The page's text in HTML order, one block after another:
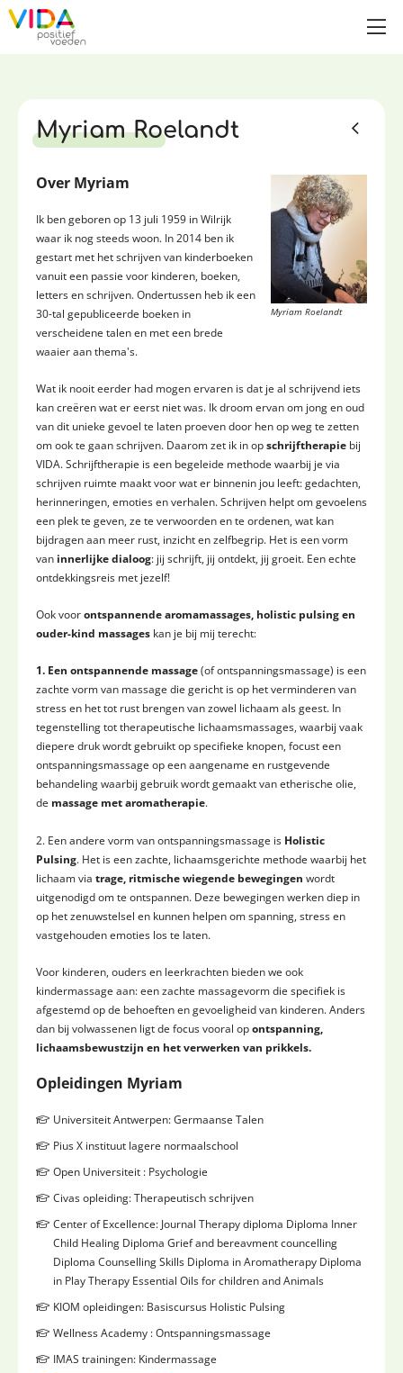
Myriam Roelandt
Myriam Roelandt
Over Myriam
Ik ben geboren op 13 juli 1959 in Wilrijk
waar ik nog steeds woon. In 2014 ben ik
gestart met het schrijven van kinderboeken
vanuit een passie voor kinderen, boeken,
letters en schrijven. Ondertussen heb ik een
30-tal gepubliceerde boeken in
verscheidene talen en met een brede
waaier aan thema's.
Wat ik nooit eerder had mogen ervaren is dat je al schrijvend iets
kan creëren wat er eerst niet was. Ik droom ervan om jong en oud
van dit unieke gevoel te laten proeven door hen op weg te zetten
om ook te gaan schrijven. Daarom zet ik in opschrijftherapie bij
VIDA. Schrijftherapie is een begeleide methode waarbij je via
schrijven ruimte maakt voor wat er binnenin jou leeft: gedachten,
herinneringen, emoties en verhalen. Schrijven helpt om gevoelens
een plek te geven, ze te verwoorden en te ordenen, wat kan
bijdragen aan meer rust, inzicht en zelfbegrip. Het is een vorm
van innerlijke dialoog: jij schrijft, jij ontdekt, jij groeit. Een echte
ontdekkingsreis met jezelf!
Ook voorontspannende aromamassages, holistic pulsing en
ouder-kind massages kan je bij mij terecht:
1. Een ontspannende massage(of ontspanningsmassage) is een
zachte vorm van massage die gericht is op het verminderen van
stress en het tot rust brengen van zowel lichaam als geest. In
tegenstelling tot therapeutische lichaamsmassages, waarbij vaak
diepere druk wordt gebruikt op specifieke knopen, focust een
ontspanningsmassage op een aangename en rustgevende
behandeling waarbij gebruik wordt gemaakt van etherische olie,
de massage met aromatherapie.
2. Een andere vorm van ontspanningsmassage is Holistic
Pulsing. Het is een zachte, lichaamsgerichte methode waarbij het
lichaam via trage, ritmische wiegende bewegingen wordt
uitgenodigd om te ontspannen. Deze bewegingen werken diep in
op het zenuwstelsel en kunnen helpen om spanning, stress en
vastgehouden emoties los te laten.
Voor kinderen, ouders en leerkrachten bieden we ook
kindermassage aan: een zachte massagevorm die specifiek is
afgestemd op de behoeften en gevoeligheid van kinderen. Anders
dan bij volwassenen ligt de focus vooral opontspanning,
lichaamsbewustzijn en het verwerken van prikkels.
Opleidingen Myriam
Universiteit Antwerpen: Germaanse Talen
Pius X instituut lagere normaalschool
Open Universiteit : Psychologie
Civas opleiding: Therapeutisch schrijven
Center of Excellence: Journal Therapy diploma Diploma Inner
Child Healing Diploma Grief and bereavment councelling
Diploma Counselling Skills Diploma in Aromatherapy Diploma
in Play Therapy Essential Oils for children and Animals
KIOM opleidingen: Basiscursus Holistic Pulsing
Wellness Academy : Ontspanningsmassage
IMAS trainingen: Kindermassage